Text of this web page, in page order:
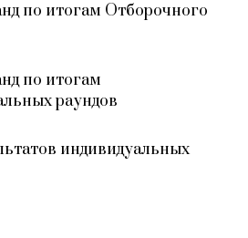
по итогам Отборочного
по итогам
раундов
индивидуальных